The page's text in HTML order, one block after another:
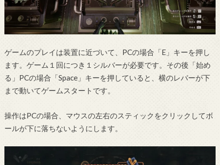
ゲームのプレイは装置に近づいて、PCの場合「E」キーを押し
ます。ゲーム１回につき１シルバーが必要です。その後「始め
る」PCの場合「Space」キーを押していると、横のレバーが下
まで動いてゲームスタートです。
操作はPCの場合、マウスの左右のスティックをクリックしてボ
ールが下に落ちないようにします。